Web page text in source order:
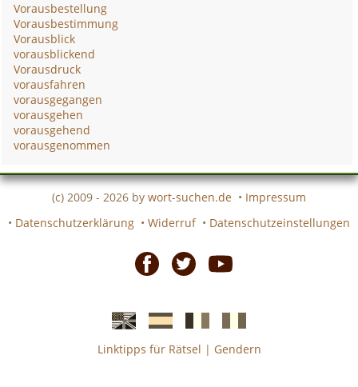
Vorausbestellung
Vorausbestimmung
Vorausblick
vorausblickend
Vorausdruck
vorausfahren
vorausgegangen
vorausgehen
vorausgehend
vorausgenommen
(c) 2009 - 2026 by wort-suchen.de • Impressum
• Datenschutzerklärung • Widerruf • Datenschutzeinstellungen
EnglischeSpanischefranzösicheitalienische
Linktipps für Rätsel | Gendern